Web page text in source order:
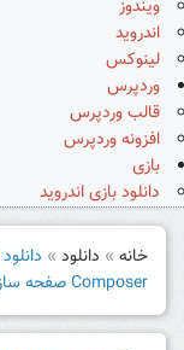
ویندوز
اندروید
لینوکس
وردپرس
قالب وردپرس
افزونه وردپرس
بازی
دانلود بازی اندروید
خانه » دانلود »
Composer صفحه ساز ویژوال کامپوزر